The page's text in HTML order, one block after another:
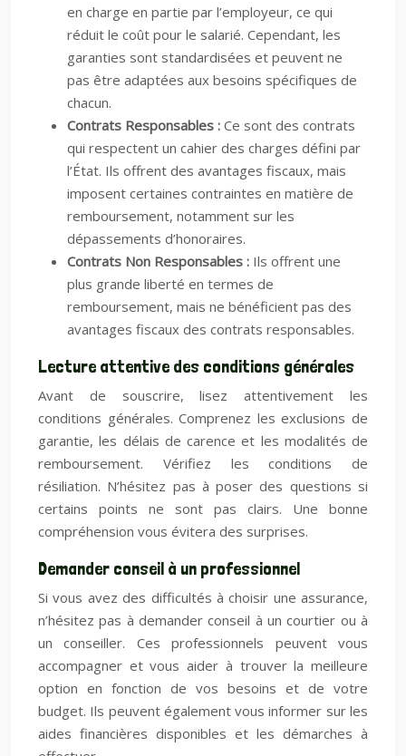
en charge en partie par l’employeur, ce qui
réduit le coût pour le salarié. Cependant, les
garanties sont standardisées et peuvent ne
pas être adaptées aux besoins spécifiques de
chacun.
Contrats Responsables : Ce sont des contrats
qui respectent un cahier des charges défini par
l’État. Ils offrent des avantages fiscaux, mais
imposent certaines contraintes en matière de
remboursement, notamment sur les
dépassements d’honoraires.
Contrats Non Responsables : Ils offrent une
plus grande liberté en termes de
remboursement, mais ne bénéficient pas des
avantages fiscaux des contrats responsables.
Lecture attentive des conditions générales
Avant de souscrire, lisez attentivement les
conditions générales. Comprenez les exclusions de
garantie, les délais de carence et les modalités de
remboursement. Vérifiez les conditions de
résiliation. N’hésitez pas à poser des questions si
certains points ne sont pas clairs. Une bonne
compréhension vous évitera des surprises.
Demander conseil à un professionnel
Si vous avez des difficultés à choisir une assurance,
n’hésitez pas à demander conseil à un courtier ou à
un conseiller. Ces professionnels peuvent vous
accompagner et vous aider à trouver la meilleure
option en fonction de vos besoins et de votre
budget. Ils peuvent également vous informer sur les
aides financières disponibles et les démarches à